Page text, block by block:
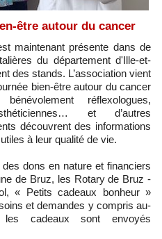
être autour du cancer
maintenant présente dans de
du département d'Ille-et-
des stands. L’association vient
bien-être autour du cancer
réflexologues,
et d’autres
découvrent des informations
à leur qualité de vie.
dons en nature et financiers
de Bruz, les Rotary de Bruz -
« Petits cadeaux bonheur »
et demandes y compris au-
cadeaux sont envoyés